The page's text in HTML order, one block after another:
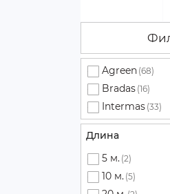
Agreen (68)
Bradas (16)
Intermas (33)
Длина
5 м. (2)
10 м. (5)